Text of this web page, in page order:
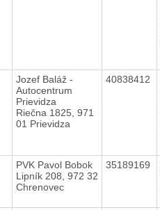
Jozef Baláž -
Autocentrum
Prievidza
Riečna 1825, 971
01 Prievidza
40838412
PVK Pavol Bobok
Lipník 208, 972 32
Chrenovec
35189169